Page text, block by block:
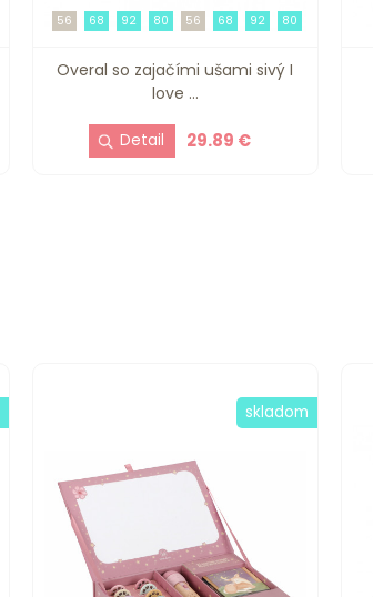
Overal so zajačími ušami sivý I
love ...
29.89 €
56 68 92 80 56 68 92 80
skladom